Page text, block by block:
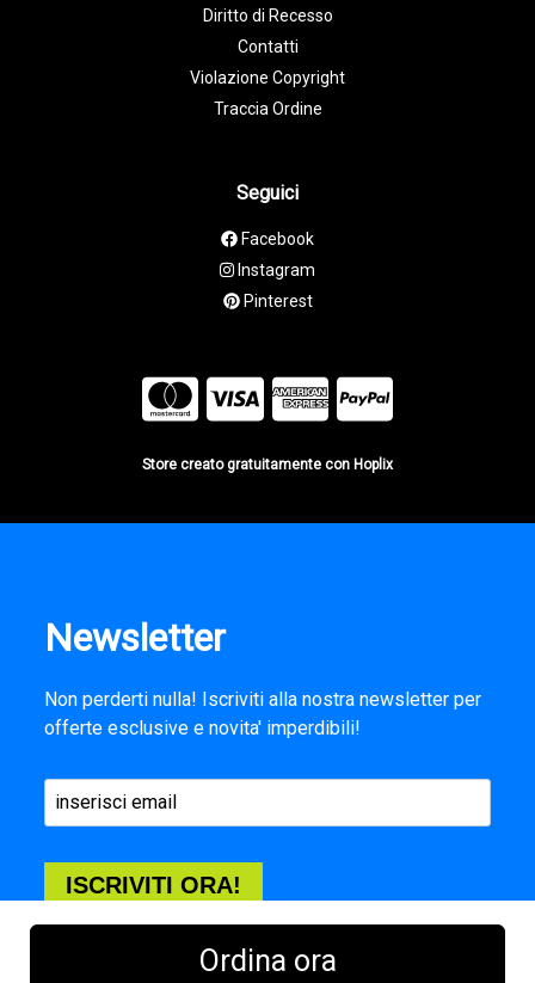
Ordina ora
Diritto di Recesso
Contatti
Violazione Copyright
Traccia Ordine
Seguici
Facebook
Instagram
Pinterest
Store creato gratuitamente con Hoplix
Newsletter
Non perderti nulla! Iscriviti alla nostra newsletter per
offerte esclusive e novita' imperdibili!
ISCRIVITI ORA!